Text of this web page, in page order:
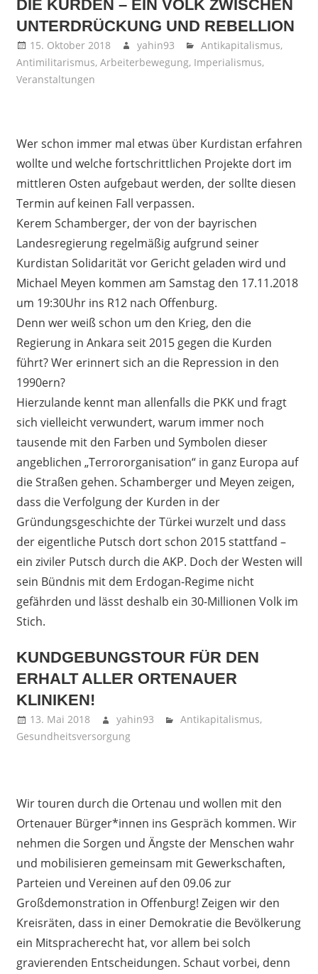
DIE KURDEN – EIN VOLK ZWISCHEN
UNTERDRÜCKUNG UND REBELLION
15. Oktober 2018 yahin93 Antikapitalismus,
Antimilitarismus, Arbeiterbewegung, Imperialismus,
Veranstaltungen
Wer schon immer mal etwas über Kurdistan erfahren
wollte und welche fortschrittlichen Projekte dort im
mittleren Osten aufgebaut werden, der sollte diesen
Termin auf keinen Fall verpassen.
Kerem Schamberger, der von der bayrischen
Landesregierung regelmäßig aufgrund seiner
Kurdistan Solidarität vor Gericht geladen wird und
Michael Meyen kommen am Samstag den 17.11.2018
um 19:30Uhr ins R12 nach Offenburg.
Denn wer weiß schon um den Krieg, den die
Regierung in Ankara seit 2015 gegen die Kurden
führt? Wer erinnert sich an die Repression in den
1990ern?
Hierzulande kennt man allenfalls die PKK und fragt
sich vielleicht verwundert, warum immer noch
tausende mit den Farben und Symbolen dieser
angeblichen „Terrororganisation“ in ganz Europa auf
die Straßen gehen. Schamberger und Meyen zeigen,
dass die Verfolgung der Kurden in der
Gründungsgeschichte der Türkei wurzelt und dass
der eigentliche Putsch dort schon 2015 stattfand –
ein ziviler Putsch durch die AKP. Doch der Westen will
sein Bündnis mit dem Erdogan-Regime nicht
gefährden und lässt deshalb ein 30-Millionen Volk im
Stich.
KUNDGEBUNGSTOUR FÜR DEN
ERHALT ALLER ORTENAUER
KLINIKEN!
13. Mai 2018 yahin93 Antikapitalismus,
Gesundheitsversorgung
Wir touren durch die Ortenau und wollen mit den
Ortenauer Bürger*innen ins Gespräch kommen. Wir
nehmen die Sorgen und Ängste der Menschen wahr
und mobilisieren gemeinsam mit Gewerkschaften,
Parteien und Vereinen auf den 09.06 zur
Großdemonstration in Offenburg! Zeigen wir den
Kreisräten, dass in einer Demokratie die Bevölkerung
ein Mitspracherecht hat, vor allem bei solch
gravierenden Entscheidungen. Schaut vorbei, denn